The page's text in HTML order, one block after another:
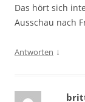
Das hört sich
Ausschau nach
Antworten ↓